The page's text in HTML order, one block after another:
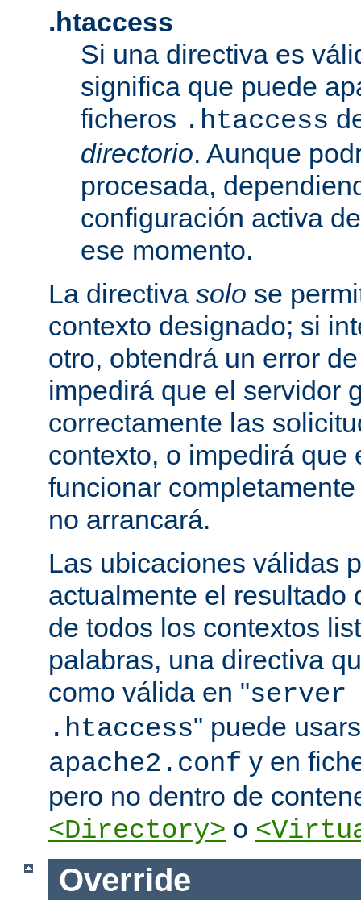
.htaccess
Si una directiva es
significa que puede
ficheros .htaccess
directorio. Aunque
procesada,
configuración activa
ese momento.
La directiva solo se
contexto designado; si
otro, obtendrá un error
impedirá que el servidor
correctamente las
contexto, o impedirá que
funcionar
no arrancará.
Las ubicaciones válidas
actualmente el resultado
de todos los contextos
palabras, una directiva
como válida en "
.htaccess" puede
apache2.conf y en
pero no dentro de
<Directory> o
Override